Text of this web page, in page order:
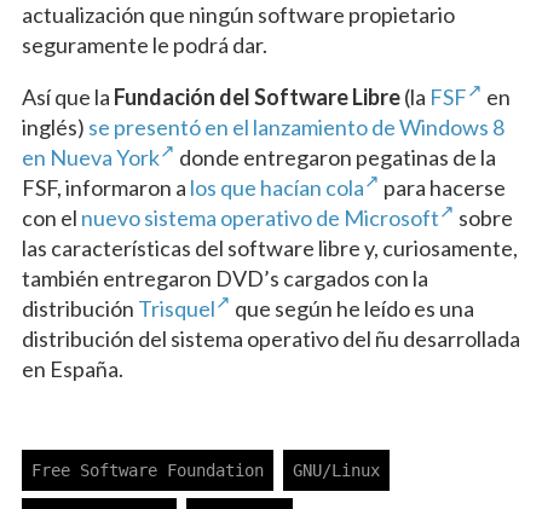
actualización que ningún software propietario
seguramente le podrá dar.
Así que la Fundación del Software Libre(la FSF
en
inglés) se presentó en el lanzamiento de Windows 8
en Nueva York
donde entregaron pegatinas de la
FSF, informaron a los que hacían cola
para hacerse
con el nuevo sistema operativo de Microsoft
sobre
las características del software libre y, curiosamente,
también entregaron DVD’s cargados con la
distribución Trisquel
que según he leído es una
distribución del sistema operativo del ñu desarrollada
en España.